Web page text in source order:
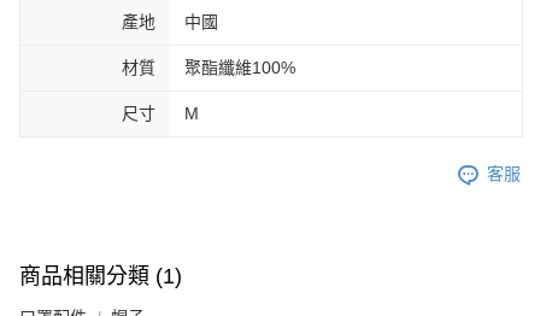
產地 中國
材質 聚酯纖維100%
尺寸 M
客服
商品相關分類 (1)